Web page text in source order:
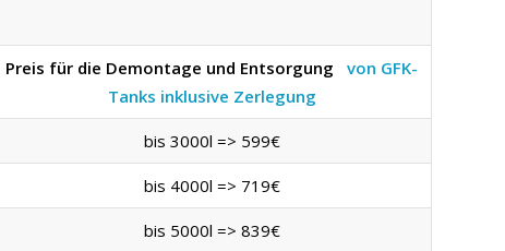
Preis für die Demontage und Entsorgung
von GFK-
Tanks inklusive Zerlegung
bis 3000l => 599€
bis 4000l => 719€
bis 5000l => 839€